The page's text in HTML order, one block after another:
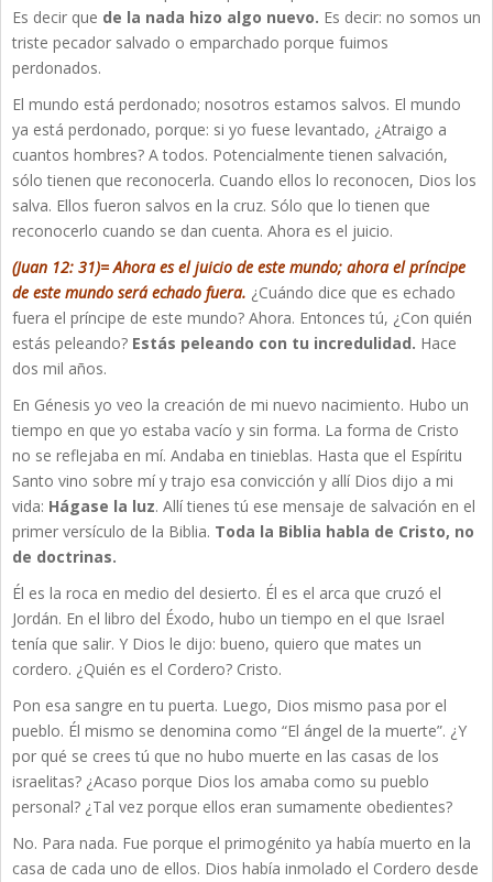
Es decir que de la nada hizo algo nuevo. Es decir: no somos un
triste pecador salvado o emparchado porque fuimos
perdonados.
El mundo está perdonado; nosotros estamos salvos. El mundo
ya está perdonado, porque: si yo fuese levantado, ¿Atraigo a
cuantos hombres? A todos. Potencialmente tienen salvación,
sólo tienen que reconocerla. Cuando ellos lo reconocen, Dios los
salva. Ellos fueron salvos en la cruz. Sólo que lo tienen que
reconocerlo cuando se dan cuenta. Ahora es el juicio.
(Juan 12: 31)= Ahora es el juicio de este mundo; ahora el príncipe
de este mundo será echado fuera. ¿Cuándo dice que es echado
fuera el príncipe de este mundo? Ahora. Entonces tú, ¿Con quién
estás peleando? Estás peleando con tu incredulidad. Hace
dos mil años.
En Génesis yo veo la creación de mi nuevo nacimiento. Hubo un
tiempo en que yo estaba vacío y sin forma. La forma de Cristo
no se reflejaba en mí. Andaba en tinieblas. Hasta que el Espíritu
Santo vino sobre mí y trajo esa convicción y allí Dios dijo a mi
vida: Hágase la luz. Allí tienes tú ese mensaje de salvación en el
primer versículo de la Biblia. Toda la Biblia habla de Cristo, no
de doctrinas.
Él es la roca en medio del desierto. Él es el arca que cruzó el
Jordán. En el libro del Éxodo, hubo un tiempo en el que Israel
tenía que salir. Y Dios le dijo: bueno, quiero que mates un
cordero. ¿Quién es el Cordero? Cristo.
Pon esa sangre en tu puerta. Luego, Dios mismo pasa por el
pueblo. Él mismo se denomina como “El ángel de la muerte”. ¿Y
por qué se crees tú que no hubo muerte en las casas de los
israelitas? ¿Acaso porque Dios los amaba como su pueblo
personal? ¿Tal vez porque ellos eran sumamente obedientes?
No. Para nada. Fue porque el primogénito ya había muerto en la
casa de cada uno de ellos. Dios había inmolado el Cordero desde